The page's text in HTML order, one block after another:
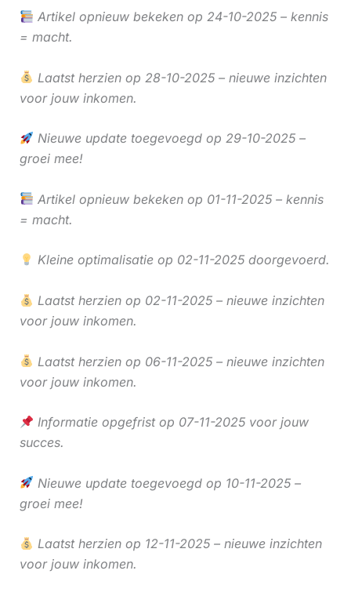
Artikel opnieuw bekeken op 24-10-2025 – kennis
= macht.
Laatst herzien op 28-10-2025 – nieuwe inzichten
voor jouw inkomen.
Nieuwe update toegevoegd op 29-10-2025 –
groei mee!
Artikel opnieuw bekeken op 01-11-2025 – kennis
= macht.
Kleine optimalisatie op 02-11-2025 doorgevoerd.
Laatst herzien op 02-11-2025 – nieuwe inzichten
voor jouw inkomen.
Laatst herzien op 06-11-2025 – nieuwe inzichten
voor jouw inkomen.
Informatie opgefrist op 07-11-2025 voor jouw
succes.
Nieuwe update toegevoegd op 10-11-2025 –
groei mee!
Laatst herzien op 12-11-2025 – nieuwe inzichten
voor jouw inkomen.